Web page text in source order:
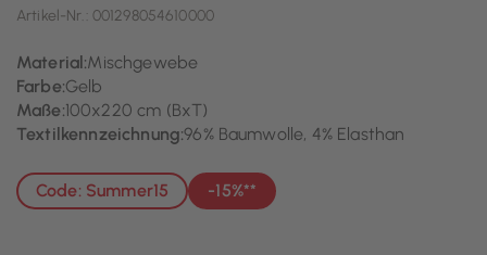
Artikel-Nr.: 001298054610000
Material:Mischgewebe
Farbe:Gelb
Maße:100x220 cm (BxT)
Textilkennzeichnung:96% Baumwolle, 4% Elasthan
Code: Summer15 -15%**